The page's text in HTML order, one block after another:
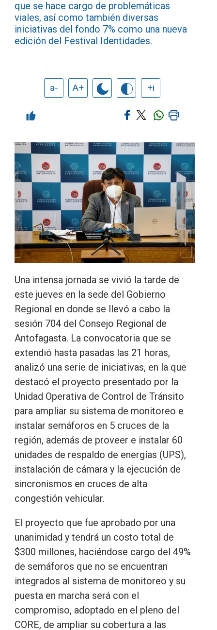
que se hace cargo de problemáticas
viales, así como también diversas
iniciativas del fondo 7% como una nueva
edición del Festival Identidades.
a- A+ +i
Una intensa jornada se vivió la tarde de
este jueves en la sede del Gobierno
Regional en donde se llevó a cabo la
sesión 704 del Consejo Regional de
Antofagasta. La convocatoria que se
extendió hasta pasadas las 21 horas,
analizó una serie de iniciativas, en la que
destacó el proyecto presentado por la
Unidad Operativa de Control de Tránsito
para ampliar su sistema de monitoreo e
instalar semáforos en 5 cruces de la
región, además de proveer e instalar 60
unidades de respaldo de energías (UPS),
instalación de cámara y la ejecución de
sincronismos en cruces de alta
congestión vehicular.
El proyecto que fue aprobado por una
unanimidad y tendrá un costo total de
$300 millones, haciéndose cargo del 49%
de semáforos que no se encuentran
integrados al sistema de monitoreo y su
puesta en marcha será con el
compromiso, adoptado en el pleno del
CORE, de ampliar su cobertura a las